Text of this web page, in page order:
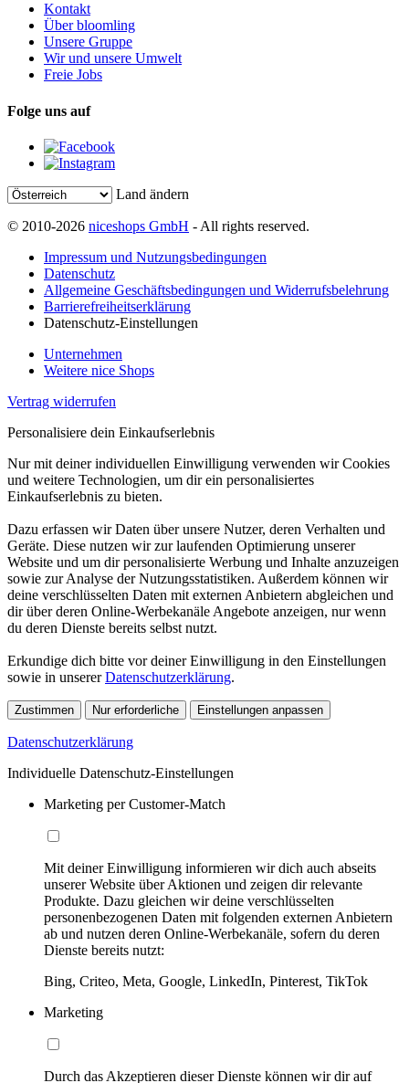
Kontakt
Über bloomling
Unsere Gruppe
Wir und unsere Umwelt
Freie Jobs
Folge uns auf
Land ändern
© 2010-2026 niceshops GmbH - All rights reserved.
Impressum und Nutzungsbedingungen
Datenschutz
Allgemeine Geschäftsbedingungen und Widerrufsbelehrung
Barrierefreiheitserklärung
Datenschutz-Einstellungen
Unternehmen
Weitere nice Shops
Vertrag widerrufen
Personalisiere dein Einkaufserlebnis
Nur mit deiner individuellen Einwilligung verwenden wir Cookies
und weitere Technologien, um dir ein personalisiertes
Einkaufserlebnis zu bieten.
Dazu erfassen wir Daten über unsere Nutzer, deren Verhalten und
Geräte. Diese nutzen wir zur laufenden Optimierung unserer
Website und um dir personalisierte Werbung und Inhalte anzuzeigen
sowie zur Analyse der Nutzungsstatistiken. Außerdem können wir
deine verschlüsselten Daten mit externen Anbietern abgleichen und
dir über deren Online-Werbekanäle Angebote anzeigen, nur wenn
du deren Dienste bereits selbst nutzt.
Erkundige dich bitte vor deiner Einwilligung in den Einstellungen
sowie in unsererDatenschutzerklärung.
Zustimmen Nur erforderliche Einstellungen anpassen
Datenschutzerklärung
Individuelle Datenschutz-Einstellungen
Marketing per Customer-Match
Mit deiner Einwilligung informieren wir dich auch abseits
unserer Website über Aktionen und zeigen dir relevante
Produkte. Dazu gleichen wir deine verschlüsselten
personenbezogenen Daten mit folgenden externen Anbietern
ab und nutzen deren Online-Werbekanäle, sofern du deren
Dienste bereits nutzt:
Bing, Criteo, Meta, Google, LinkedIn, Pinterest, TikTok
Marketing
Durch das Akzeptieren dieser Dienste können wir dir auf